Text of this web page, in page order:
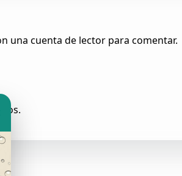
una cuenta de lector para comentar.